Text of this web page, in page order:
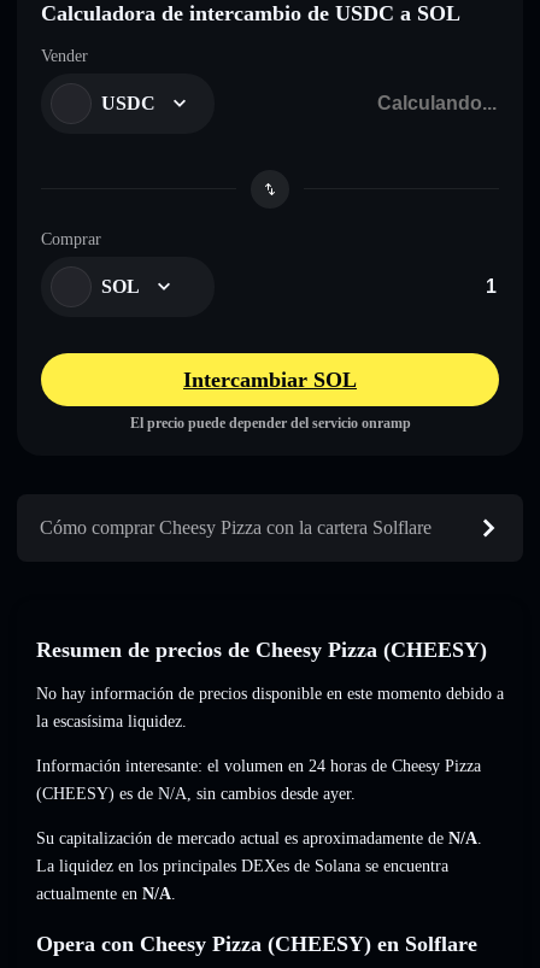
Calculadora de intercambio de USDC a SOL
Vender
USDC
Comprar
SOL
Intercambiar SOL
El precio puede depender del servicio onramp
Cómo comprar Cheesy Pizza con la cartera Solflare
Resumen de precios de Cheesy Pizza (CHEESY)
No hay información de precios disponible en este momento debido a
la escasísima liquidez.
Información interesante: el volumen en 24 horas de Cheesy Pizza
(CHEESY) es de N/A, sin cambios desde ayer.
Su capitalización de mercado actual es aproximadamente de N/A.
La liquidez en los principales DEXes de Solana se encuentra
actualmente en N/A.
Opera con Cheesy Pizza (CHEESY) en Solflare